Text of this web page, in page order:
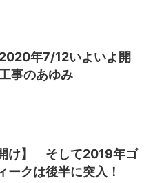
年7/12いよいよ開
事のあゆみ
開け】 そして2019年ゴ
ークは後半に突入！